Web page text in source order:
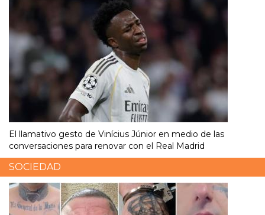
El llamativo gesto de Vinícius Júnior en medio de las
conversaciones para renovar con el Real Madrid
SOCIEDAD